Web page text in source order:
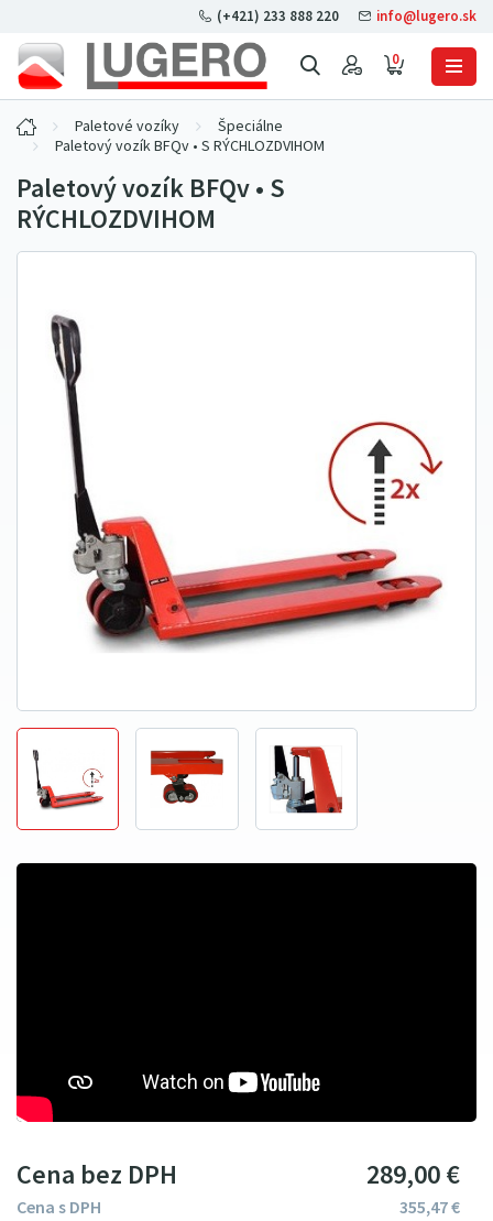
0
(+421) 233 888 220 info@lugero.sk
Paletové vozíky
Špeciálne
Paletový vozík BFQv • S RÝCHLOZDVIHOM
Paletový vozík BFQv • S
RÝCHLOZDVIHOM
Cena bez DPH 289 00€
Cena s DPH 355 47€